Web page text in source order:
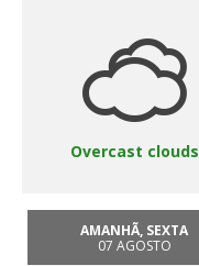
Overcast clouds
AMANHÃ, SEXTA
07 AGOSTO